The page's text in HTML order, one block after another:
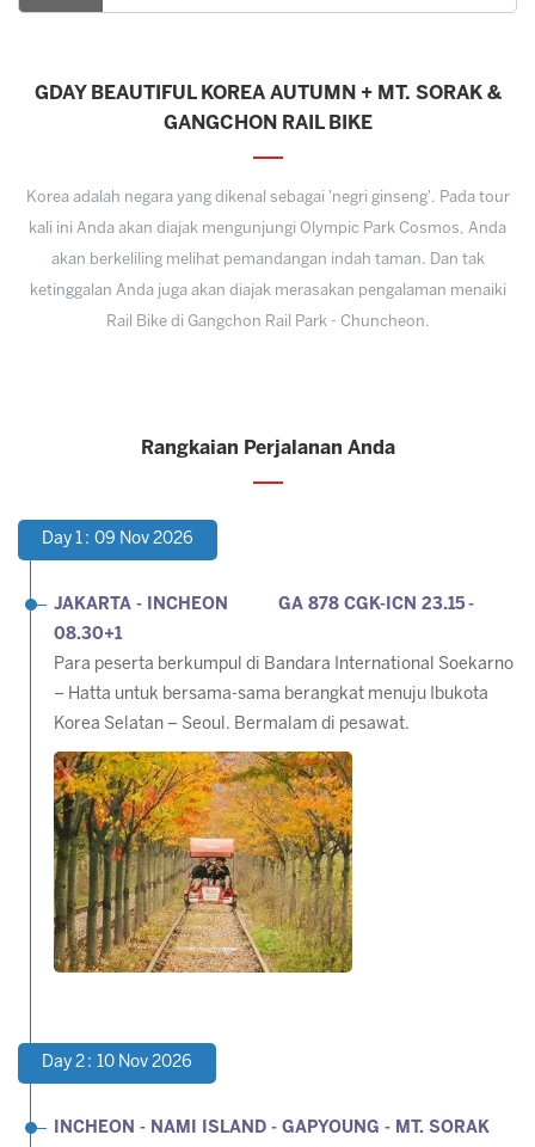
GDAY BEAUTIFUL KOREA AUTUMN + MT. SORAK &
GANGCHON RAIL BIKE
Korea adalah negara yang dikenal sebagai 'negri ginseng'. Pada tour
kali ini Anda akan diajak mengunjungi Olympic Park Cosmos, Anda
akan berkeliling melihat pemandangan indah taman. Dan tak
ketinggalan Anda juga akan diajak merasakan pengalaman menaiki
Rail Bike di Gangchon Rail Park - Chuncheon.
Rangkaian Perjalanan Anda
Day 1 : 09 Nov 2026
JAKARTA - INCHEON GA 878 CGK-ICN 23.15 -
08.30+1
Para peserta berkumpul di Bandara International Soekarno
– Hatta untuk bersama-sama berangkat menuju Ibukota
Korea Selatan – Seoul. Bermalam di pesawat.
Day 2 : 10 Nov 2026
INCHEON - NAMI ISLAND - GAPYOUNG - MT. SORAK